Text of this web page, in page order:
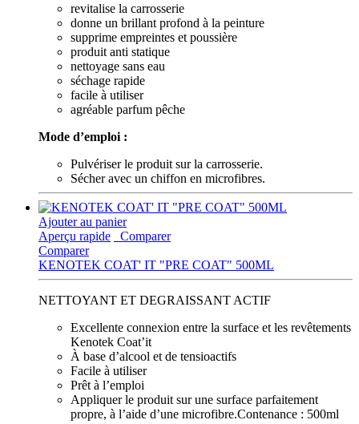
revitalise la carrosserie
donne un brillant profond à la peinture
supprime empreintes et poussière
produit anti statique
nettoyage sans eau
séchage rapide
facile à utiliser
agréable parfum pêche
Mode d’emploi :
Pulvériser le produit sur la carrosserie.
Sécher avec un chiffon en microfibres.
Ajouter au panier
Aperçu rapide
Comparer
Comparer
KENOTEK COAT' IT "PRE COAT" 500ML
NETTOYANT ET DEGRAISSANT ACTIF
Excellente connexion entre la surface et les revêtements
Kenotek Coat’it
À base d’alcool et de tensioactifs
Facile à utiliser
Prêt à l’emploi
Appliquer le produit sur une surface parfaitement
propre, à l’aide d’une microfibre.Contenance : 500ml